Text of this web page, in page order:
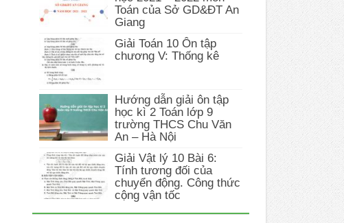
Toán của Sở GD&ĐT An
Giang
Giải Toán 10 Ôn tập
chương V: Thống kê
Hướng dẫn giải ôn tập
học kì 2 Toán lớp 9
trường THCS Chu Văn
An – Hà Nội
Giải Vật lý 10 Bài 6:
Tính tương đối của
chuyển động. Công thức
cộng vận tốc